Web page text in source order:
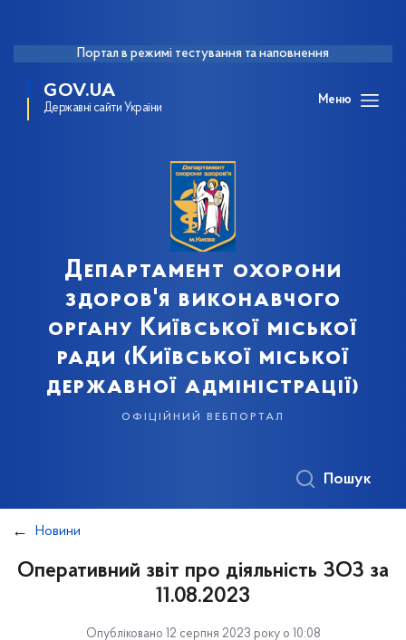
Портал в режимі тестування та наповнення
GOV.UA
Державні сайти України
Меню
Департамент охорони
здоров'я виконавчого
органу Київської міської
ради (Київської міської
державної адміністрації)
офіційний вебпортал
Пошук
Новини
Оперативний звіт про діяльність ЗОЗ за
11.08.2023
Опубліковано 12 серпня 2023 року о 10:08